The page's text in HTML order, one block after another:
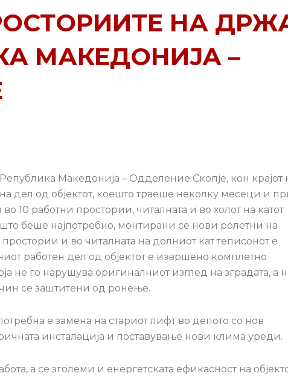
НА
МАКЕДОНИЈА –
Македонија – Одделение Скопје, кон крајот
дел од објектот, коешто траеше неколку месеци и
работни простории, читалната и во холот на катот
беше најпотребно, монтирани се нови ролетни на
и во читалната на долниот кат теписонот е
работен дел од објектот е извршено комплетно
не го нарушува оригиналниот изглед на зградата, а
се заштитени од ронење.
е замена на стариот лифт во депото со нов
инсталација и поставување нови клима уреди.
а се зголеми и енергетската ефикасност на